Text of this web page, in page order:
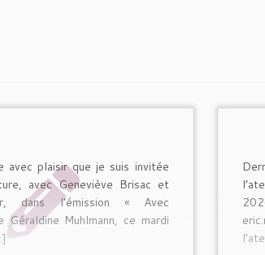
avec plaisir que je suis invitée
avec Geneviève Brisac et
dans l’émission « Avec
Géraldine Muhlmann, ce mardi